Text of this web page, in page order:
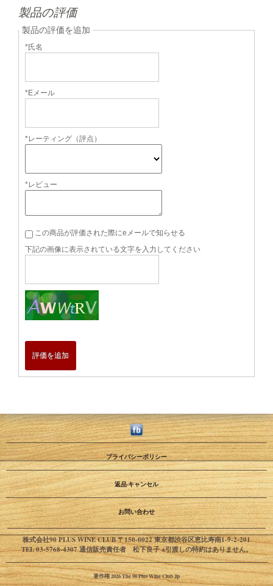
製品の評価
製品の評価を追加
*氏名
*Eメール
*レーティング（評点）
*レビュー
この商品が評価された際にeメールで知らせる
下記の画像に表示されている文字を入力してください
評価を追加
プライバシーポリシー
返品·キャンセル
お問い合わせ
株式会社90 PLUS WINE CLUB 〒150-0022 東京都渋谷区恵比寿南1-9-2-201
TEL 03-5768-4307 通信販売責任者 松下良子 ※引渡しの特約はありません。
著作権 2026 The 90 Plus Wine Club Jp